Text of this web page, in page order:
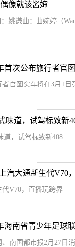
像就该酱婶
姚谦曲：曲婉婷（
官图实车将在3月1日
味道，试驾标致新
道，试驾标致新408
汽大通新生代V70
代V70，直播玩跨界
海南省青少年足球
南国都市报2月27日